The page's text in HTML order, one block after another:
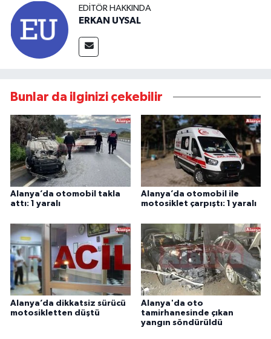
EDITÖR HAKKINDA
ERKAN UYSAL
Bunlar da ilginizi çekebilir
Alanya’da otomobil takla
attı: 1 yaralı
Alanya’da otomobil ile
motosiklet çarpıştı: 1 yaralı
Alanya’da dikkatsiz sürücü
motosikletten düştü
Alanya'da oto
tamirhanesinde çıkan
yangın söndürüldü